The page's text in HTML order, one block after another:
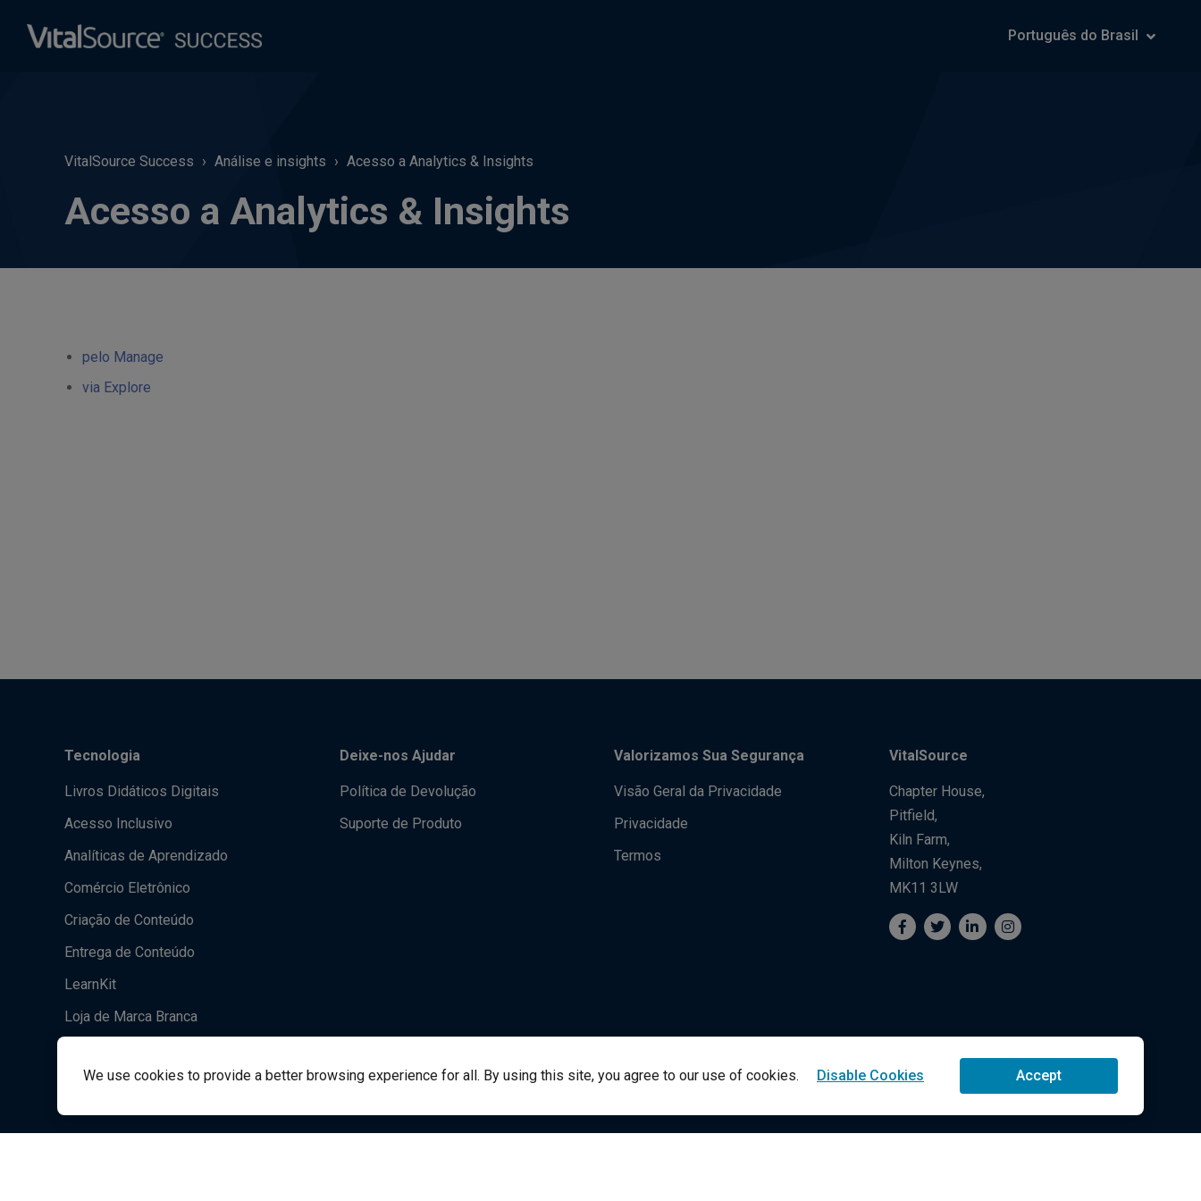
We use cookies to provide a better browsing experience for all. By using this site, you agree to our use of cookies. Disable Cookies Accept
Português do Brasil
VitalSource Success Análise e insights Acesso a Analytics & Insights
Acesso a Analytics & Insights
pelo Manage
via Explore
Tecnologia
Livros Didáticos Digitais
Acesso Inclusivo
Analíticas de Aprendizado
Comércio Eletrônico
Criação de Conteúdo
Entrega de Conteúdo
LearnKit
Loja de Marca Branca
Deixe-nos Ajudar
Política de Devolução
Suporte de Produto
Valorizamos Sua Segurança
Visão Geral da Privacidade
Privacidade
Termos
VitalSource
Chapter House,
Pitfield,
Kiln Farm,
Milton Keynes,
MK11 3LW